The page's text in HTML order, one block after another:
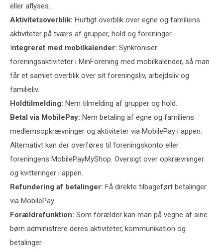
eller aflyses.
Aktivitetsoverblik: Hurtigt overblik over egne og familiens
aktiviteter på tværs af grupper, hold og foreninger.
Integreret med mobilkalender: Synkroniser
foreningsaktiviteter i MinForening med mobilkalender, så man
får et samlet overblik over sit foreningsliv, arbejdsliv og
familieliv.
Holdtilmelding: Nem tilmelding af grupper og hold.
Betal via MobilePay: Nem betaling af egne og familiens
medlemsopkrævninger og aktiviteter via MobilePay i appen.
Alternativt kan der overføres til foreningskonto eller
foreningens MobilePayMyShop. Oversigt over opkrævninger
og kvitteringer i appen.
Refundering af betalinger: Få direkte tilbageført betalinger
via MobilePay.
Forældrefunktion: Som forælder kan man på vegne af sine
børn administrere deres aktiviteter, kommunikation og
betalinger.